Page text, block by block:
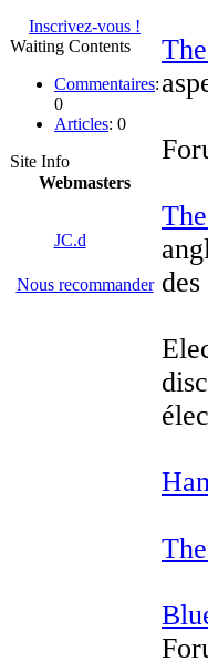
Inscrivez-vous !
Waiting Contents
Commentaires:
0
Articles: 0
Site Info
Webmasters
JC.d
Nous recommander